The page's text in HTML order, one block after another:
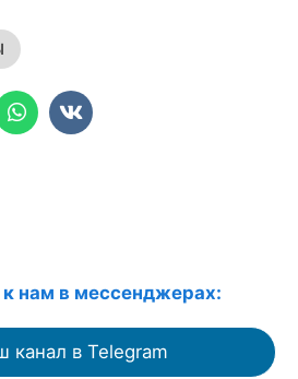
нам в мессенджерах:
канал в Telegram